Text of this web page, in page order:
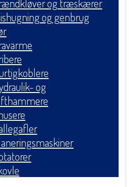
og træskærer
og genbrug
og